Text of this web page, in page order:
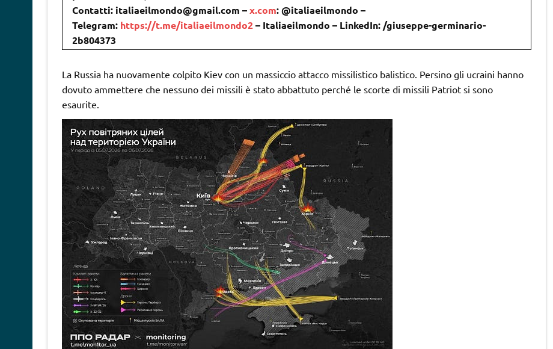
Contatti: italiaeilmondo@gmail.com –x.com: @italiaeilmondo –
Telegram: https://t.me/italiaeilmondo2– Italiaeilmondo – LinkedIn: /giuseppe-germinario-
2b804373
La Russia ha nuovamente colpito Kiev con un massiccio attacco missilistico balistico. Persino gli ucraini hanno
dovuto ammettere che nessuno dei missili è stato abbattuto perché le scorte di missili Patriot si sono
esaurite.